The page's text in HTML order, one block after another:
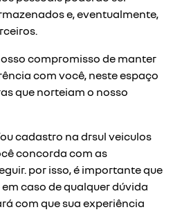
e, eventualmente,
compromisso de manter
com você, neste espaço
que norteiam o nosso
cadastro na drsul veiculos
concorda com as
por isso, é importante que
caso de qualquer dúvida
com que sua experiência